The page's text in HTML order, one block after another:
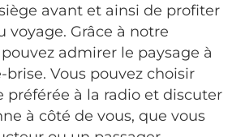
avant et ainsi de profiter
voyage. Grâce à notre
admirer le paysage à
brise. Vous pouvez choisir
préférée à la radio et discuter
à côté de vous, que vous